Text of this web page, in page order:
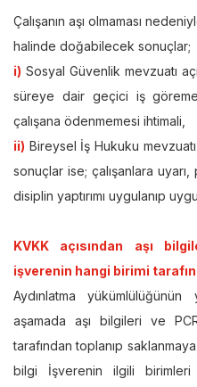
Çalışanın aşı olmaması
halinde doğabilecek sonuçlar;
i) Sosyal Güvenlik mevzuatı
süreye dair geçici iş
çalışana ödenmemesi ihtimali,
ii) Bireysel İş Hukuku
sonuçlar ise; çalışanlara
disiplin yaptırımı uygulanıp
KVKK açısından aşı
işverenin hangi birimi
Aydınlatma
aşamada aşı bilgileri ve
tarafından toplanıp
bilgi İşverenin ilgili